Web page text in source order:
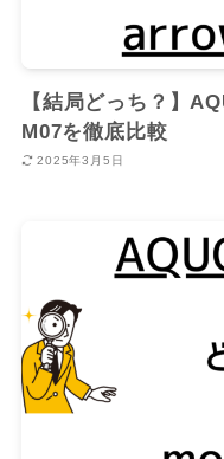
【結局どっち？】
M07を徹底比較
2025年3月5日